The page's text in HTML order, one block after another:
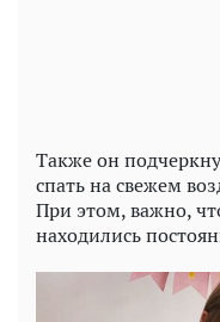
Также он
спать на свежем
При этом, важно,
находились